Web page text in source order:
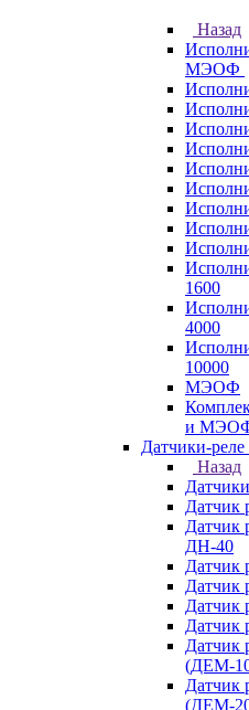
Назад
МЭОФ
1600
4000
10000
МЭОФ
и
Датчики-реле
Назад
Датчик
Датчик
ДН-40
Датчик
Датчик
Датчик
Датчик
Датчик
(ДЕМ-
Датчик
(ДЕМ-